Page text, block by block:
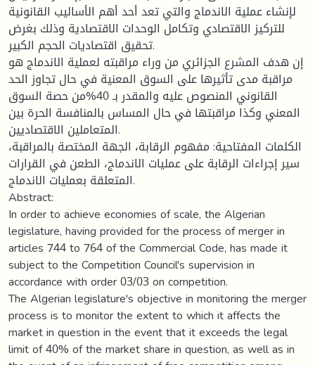
لإنشاء عملية الاندماج والتي تعد أحد أهم الأساليب القانونية
للتركيز الاقتصادي وتكامل الوحدات الاقتصادية وذلك بغرض
تحقيق اقتصاديات الحجم الكبير.
إن هدف المشرع الجزائري من وراء مراقبته لعملية الاندماج هو
مراقبة مدى تأثيرها على السوق المعنية في حال تجاوز الحد
القانوني المنصوص عليه والمقدر بـ 40%من حصة السوق
المعني وكذا مراقبتها في حال المساس بالمنافسة الحرة بين
المتعاملين الاقتصاديين.
الكلمات المفتاحية: مفهوم الرقابة، الجهة المختصة بالمراقبة،
سير إجراءات الرقابة على عمليات الاندماج، الطعن في القرارات
المتعلقة بعمليات الاندماج.
Abstract:
In order to achieve economies of scale, the Algerian
legislature, having provided for the process of merger in
articles 744 to 764 of the Commercial Code, has made it
subject to the Competition Council's supervision in
accordance with order 03/03 on competition.
The Algerian legislature's objective in monitoring the merger
process is to monitor the extent to which it affects the
market in question in the event that it exceeds the legal
limit of 40% of the market share in question, as well as in